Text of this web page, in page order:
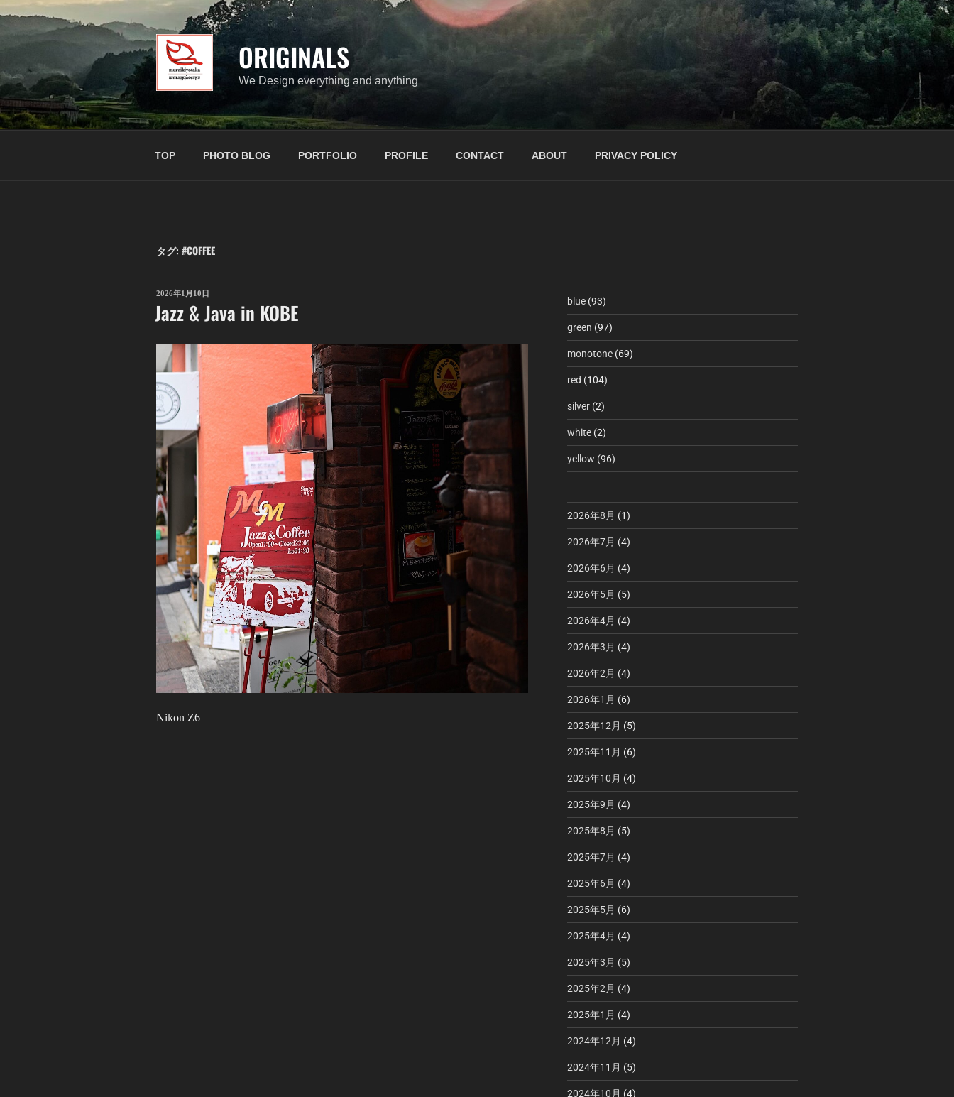
コ
ツ
ス
キ
ORIGINALS
We Design everything and anything
TOP PHOTO BLOG PORTFOLIO PROFILE CONTACT ABOUT PRIVACY POLICY
タグ: #COFFEE
投
日:
2026年1月10日
Jazz & Java in KOBE
Nikon Z6
blue(93)
green (97)
monotone(69)
red (104)
silver(2)
white(2)
yellow (96)
2026年8月 (1)
2026年7月 (4)
2026年6月 (4)
2026年5月 (5)
2026年4月 (4)
2026年3月 (4)
2026年2月 (4)
2026年1月 (6)
2025年12月 (5)
2025年11月 (6)
2025年10月 (4)
2025年9月 (4)
2025年8月 (5)
2025年7月 (4)
2025年6月 (4)
2025年5月 (6)
2025年4月 (4)
2025年3月 (5)
2025年2月 (4)
2025年1月 (4)
2024年12月 (4)
2024年11月 (5)
2024年10月 (4)